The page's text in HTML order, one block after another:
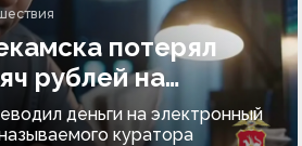
потерял
рублей на
деньги на электронный
куратора